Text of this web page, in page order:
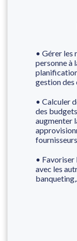
• Gérer les
personne à
gestion des
• Calculer
des
augmenter
•
avec les